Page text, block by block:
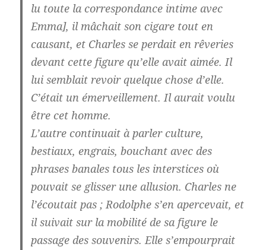
lu toute la correspondance intime avec
Emma], il mâchait son cigare tout en
causant, et Charles se perdait en rêveries
devant cette figure qu’elle avait aimée. Il
lui semblait revoir quelque chose d’elle.
C’était un émerveillement. Il aurait voulu
être cet homme.
L’autre continuait à parler culture,
bestiaux, engrais, bouchant avec des
phrases banales tous les interstices où
pouvait se glisser une allusion. Charles ne
l’écoutait pas ; Rodolphe s’en apercevait, et
il suivait sur la mobilité de sa figure le
passage des souvenirs. Elle s’empourprait